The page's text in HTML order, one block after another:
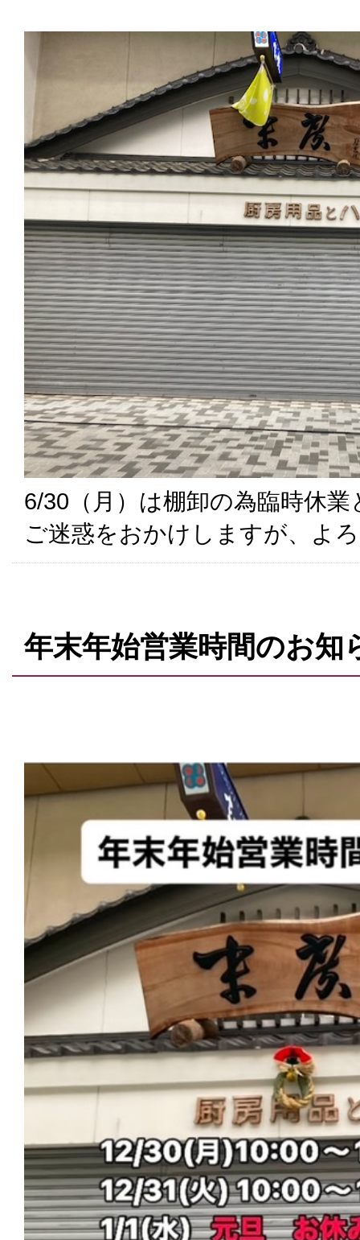
6/30（月）は棚卸の為臨時休
ご迷惑をおかけしますが、よ
年末年始営業時間のお知